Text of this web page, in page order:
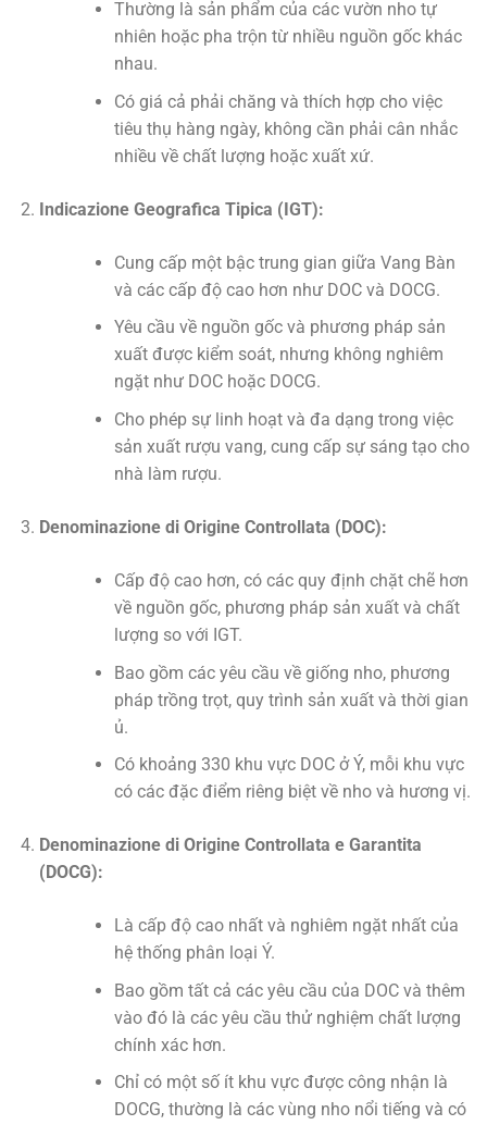
Thường là sản phẩm của các vườn nho tự
nhiên hoặc pha trộn từ nhiều nguồn gốc khác
nhau.
Có giá cả phải chăng và thích hợp cho việc
tiêu thụ hàng ngày, không cần phải cân nhắc
nhiều về chất lượng hoặc xuất xứ.
Indicazione Geografica Tipica (IGT):
Cung cấp một bậc trung gian giữa Vang Bàn
và các cấp độ cao hơn như DOC và DOCG.
Yêu cầu về nguồn gốc và phương pháp sản
xuất được kiểm soát, nhưng không nghiêm
ngặt như DOC hoặc DOCG.
Cho phép sự linh hoạt và đa dạng trong việc
sản xuất rượu vang, cung cấp sự sáng tạo cho
nhà làm rượu.
Denominazione di Origine Controllata (DOC):
Cấp độ cao hơn, có các quy định chặt chẽ hơn
về nguồn gốc, phương pháp sản xuất và chất
lượng so với IGT.
Bao gồm các yêu cầu về giống nho, phương
pháp trồng trọt, quy trình sản xuất và thời gian
ủ.
Có khoảng 330 khu vực DOC ở Ý, mỗi khu vực
có các đặc điểm riêng biệt về nho và hương vị.
Denominazione di Origine Controllata e Garantita
(DOCG):
Là cấp độ cao nhất và nghiêm ngặt nhất của
hệ thống phân loại Ý.
Bao gồm tất cả các yêu cầu của DOC và thêm
vào đó là các yêu cầu thử nghiệm chất lượng
chính xác hơn.
Chỉ có một số ít khu vực được công nhận là
DOCG, thường là các vùng nho nổi tiếng và có